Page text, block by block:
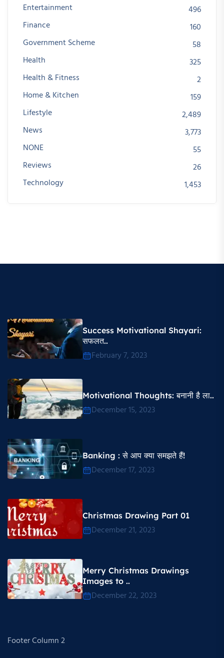
Entertainment
496
Finance
160
Government Scheme
58
Health
325
Health & Fitness
2
Home & Kitchen
159
Lifestyle
2,489
News
3,773
NONE
55
Reviews
26
Technology
1,453
Success Motivational Shayari​:
सफलत..
February 7, 2023
Motivational Thoughts​: बनानी है ला..
December 15, 2023
Banking : से आप क्या समझते हैं!
December 17, 2023
Christmas Drawing Part 01
December 21, 2023
Merry Christmas Drawings
Images to ..
December 22, 2023
Footer Column 2